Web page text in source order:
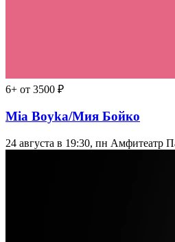
6+ от 3500 ₽
Mia Boyka/Мия Бойко
24 августа в 19:30, пн Амфитеатр